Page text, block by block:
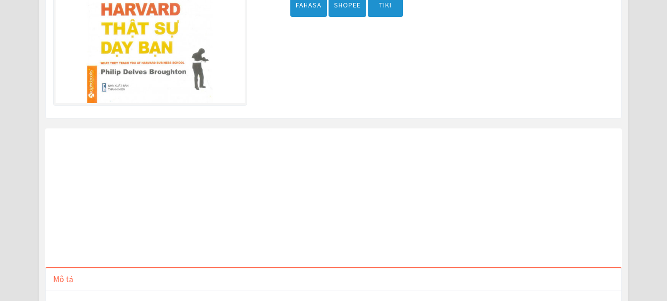
FAHASA SHOPEE TIKI
Mô tả